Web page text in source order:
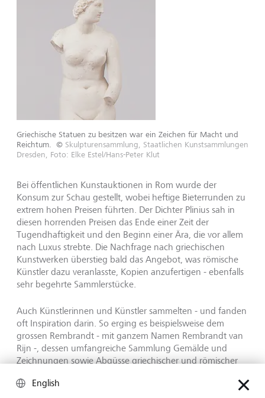
Griechische Statuen zu besitzen war ein Zeichen für Macht und
Reichtum.
© Skulpturensammlung, Staatlichen Kunstsammlungen
Dresden, Foto: Elke Estel/Hans-Peter Klut
Bei öffentlichen Kunstauktionen in Rom wurde der
Konsum zur Schau gestellt, wobei heftige Bieterrunden zu
extrem hohen Preisen führten. Der Dichter Plinius sah in
diesen horrenden Preisen das Ende einer Zeit der
Tugendhaftigkeit und den Beginn einer Ära, die vor allem
nach Luxus strebte. Die Nachfrage nach griechischen
Kunstwerken überstieg bald das Angebot, was römische
Künstler dazu veranlasste, Kopien anzufertigen - ebenfalls
sehr begehrte Sammlerstücke.
Auch Künstlerinnen und Künstler sammelten - und fanden
oft Inspiration darin. So erging es beispielsweise dem
grossen Rembrandt - mit ganzem Namen Rembrandt van
Rijn -, dessen umfangreiche Sammlung Gemälde und
Zeichnungen sowie Abgüsse griechischer und römischer
er wollte, machte er sich Skizzen davon.
English